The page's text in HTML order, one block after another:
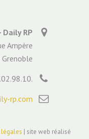
RP
Ampère
rp.com
| site web réalisé